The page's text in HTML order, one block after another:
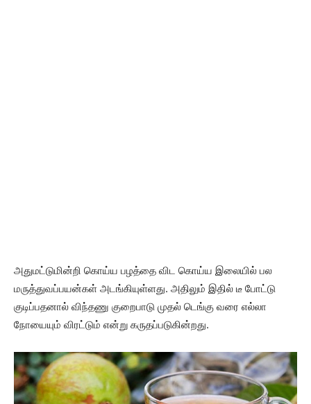
அதுமட்டுமின்றி கொய்ய பழத்தை விட கொய்ய இலையில் பல
மருத்துவப்பயன்கள் அடங்கியுள்ளது. அதிலும் இதில் டீ போட்டு
குடிப்பதனால் விந்தணு குறைபாடு முதல் டெங்கு வரை எல்லா
நோயையும் விரட்டும் என்று கருதப்படுகின்றது.